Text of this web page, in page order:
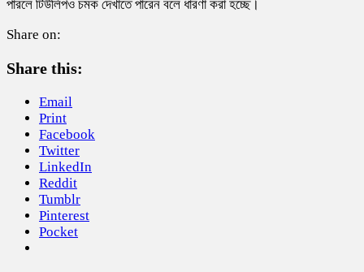
পারলে টিউলিপও চমক দেখাতে পারেন বলে ধারণা করা হচ্ছে।
Share on:
Share this:
Email
Print
Facebook
Twitter
LinkedIn
Reddit
Tumblr
Pinterest
Pocket